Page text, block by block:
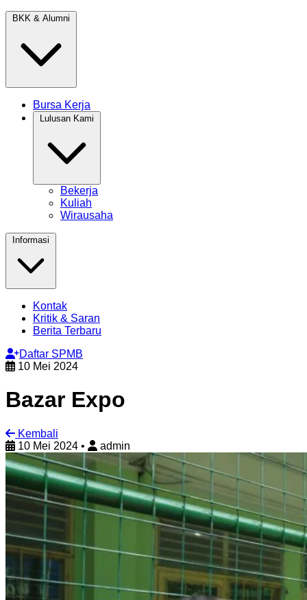
Bursa Kerja
Bekerja
Kuliah
Wirausaha
Kontak
Kritik & Saran
Berita Terbaru
Daftar SPMB
10 Mei 2024
Bazar Expo
Kembali
10 Mei 2024 • admin